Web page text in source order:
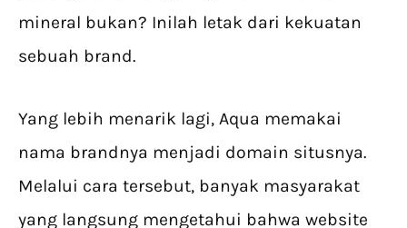
mineral bukan? Inilah letak dari kekuatan
sebuah brand.
Yang lebih menarik lagi, Aqua memakai
nama brandnya menjadi domain situsnya.
Melalui cara tersebut, banyak masyarakat
yang langsung mengetahui bahwa website